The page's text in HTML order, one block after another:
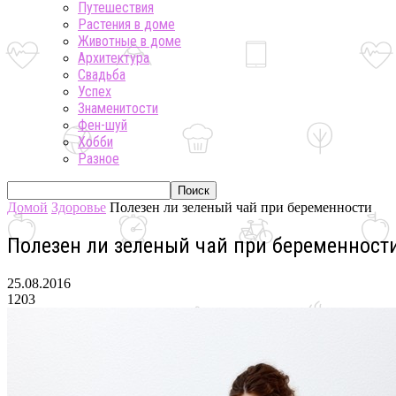
Путешествия
Растения в доме
Животные в доме
Архитектура
Свадьба
Успех
Знаменитости
Фен-шуй
Хобби
Разное
Домой Здоровье Полезен ли зеленый чай при беременности
Полезен ли зеленый чай при
25.08.2016
1203